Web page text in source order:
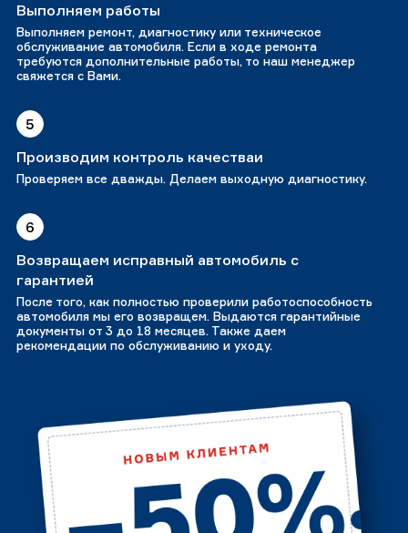
Выполняем работы
Выполняем ремонт, диагностику или техническое
обслуживание автомобиля. Если в ходе ремонта
требуются дополнительные работы, то наш менеджер
свяжется с Вами.
5
Производим контроль качестваи
Проверяем все дважды. Делаем выходную диагностику.
6
Возвращаем исправный автомобиль с
гарантией
После того, как полностью проверили работоспособность
автомобиля мы его возвращем. Выдаются гарантийные
документы от 3 до 18 месяцев. Также даем
рекомендации по обслуживанию и уходу.